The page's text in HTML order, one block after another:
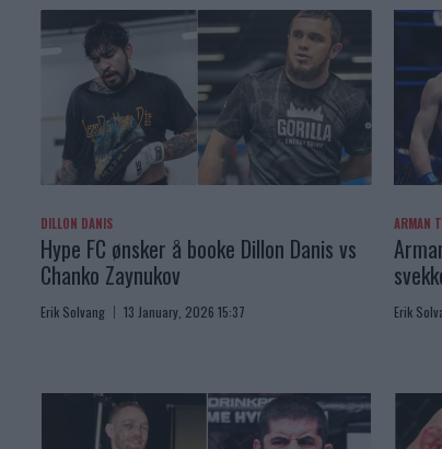
DILLON DANIS
Hype FC ønsker å booke Dillon Danis vs
Chanko Zaynukov
Erik Solvang 13 January, 2026 15:37
ARMAN
Erik